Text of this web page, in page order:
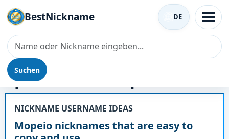
BestNickname
Suchen
DE
Spitzname - Mopeio
NICKNAME USERNAME IDEAS
Mopeio nicknames that are easy to